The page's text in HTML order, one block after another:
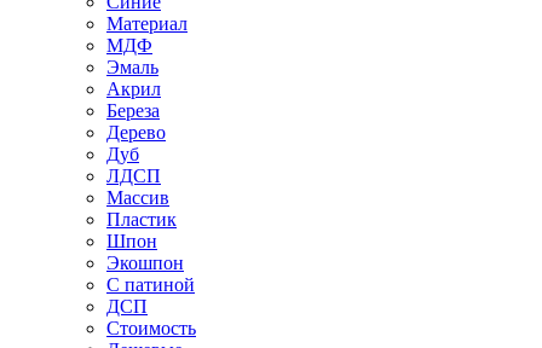
Материал
МДФ
Эмаль
Акрил
Береза
Дерево
Дуб
ЛДСП
Массив
Пластик
Шпон
Экошпон
С патиной
ДСП
Стоимость